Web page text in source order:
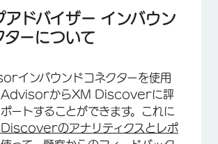
バイザーのインバウンドジョブの設
のデータマッピング
るプロパティのアップロード
アドバイザー インバウン
ターについて
インバウンドコネクターを使用
からXM Discoverに評
ートすることができます。これに
のアナリティクスとレポ